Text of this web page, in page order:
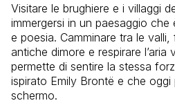
Visitare le brughiere e i villaggi
immergersi in un paesaggio
e poesia. Camminare tra le valli,
antiche dimore e respirare l’aria
permette di sentire la stessa
ispirato Emily Brontë e che oggi
schermo.